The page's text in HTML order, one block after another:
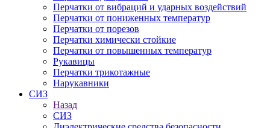
Перчатки от вибраций и ударных воздействий
Перчатки от пониженных температур
Перчатки от порезов
Перчатки химически стойкие
Перчатки от повышенных температур
Рукавицы
Перчатки трикотажные
Нарукавники
СИЗ
Назад
СИЗ